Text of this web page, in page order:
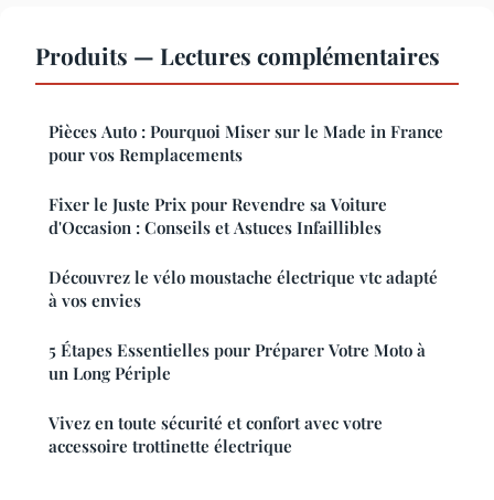
Produits — Lectures complémentaires
Pièces Auto : Pourquoi Miser sur le Made in France
pour vos Remplacements
Fixer le Juste Prix pour Revendre sa Voiture
d'Occasion : Conseils et Astuces Infaillibles
Découvrez le vélo moustache électrique vtc adapté
à vos envies
5 Étapes Essentielles pour Préparer Votre Moto à
un Long Périple
Vivez en toute sécurité et confort avec votre
accessoire trottinette électrique